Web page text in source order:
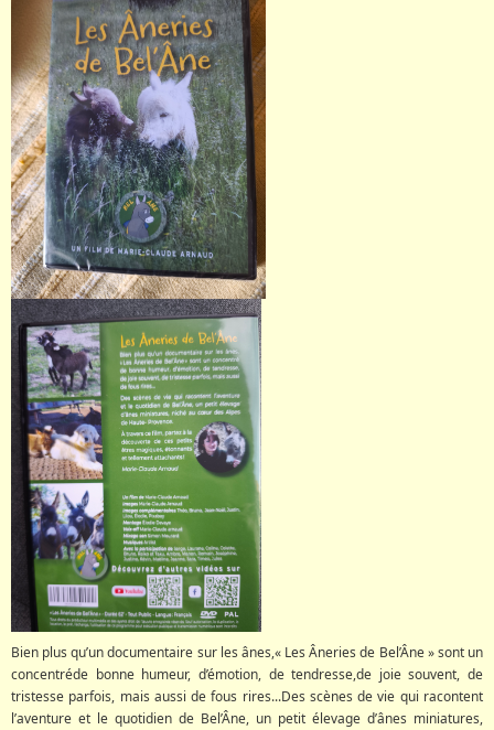
Bien plus qu’un documentaire sur les ânes,« Les Âneries de Bel’Âne » sont un
concentréde bonne humeur, d’émotion, de tendresse,de joie souvent, de
tristesse parfois, mais aussi de fous rires...Des scènes de vie qui racontent
l’aventure et le quotidien de Bel’Âne, un petit élevage d’ânes miniatures,